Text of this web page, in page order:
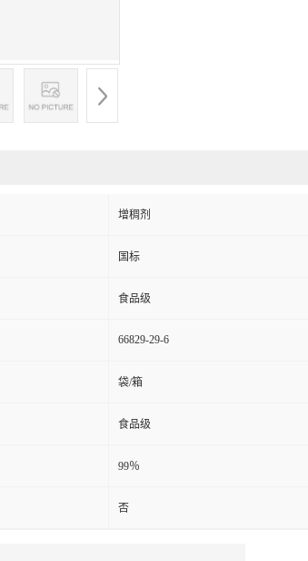
增稠剂
国标
食品级
66829-29-6
袋/箱
食品级
99％
否